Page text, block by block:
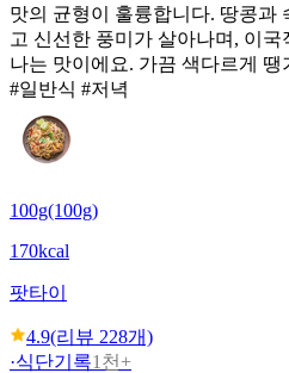
맛의 균형이 훌륭합니다. 땅콩과
고 신선한 풍미가 살아나며, 이
나는 맛이에요. 가끔 색다르게
#일반식 #저녁
100g(100g)
170kcal
팟타이
4.9(리뷰 228개)
·식단기록1천+